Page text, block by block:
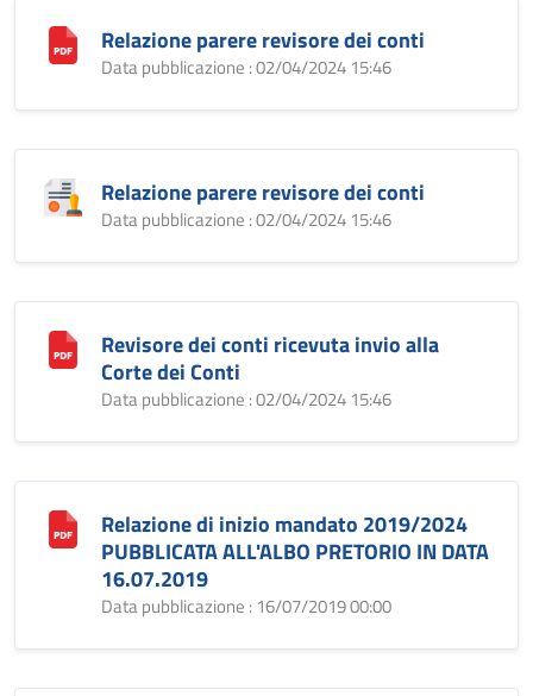
Relazione parere revisore dei conti
Data pubblicazione : 02/04/2024 15:46
Relazione parere revisore dei conti
Data pubblicazione : 02/04/2024 15:46
Revisore dei conti ricevuta invio alla
Corte dei Conti
Data pubblicazione : 02/04/2024 15:46
Relazione di inizio mandato 2019/2024
PUBBLICATA ALL'ALBO PRETORIO IN DATA
16.07.2019
Data pubblicazione : 16/07/2019 00:00